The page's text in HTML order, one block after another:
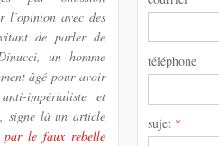
l’opinion avec des
de parler de
un homme
âgé pour avoir
impérialiste et
signe là un article
par le faux rebelle
téléphone
sujet *